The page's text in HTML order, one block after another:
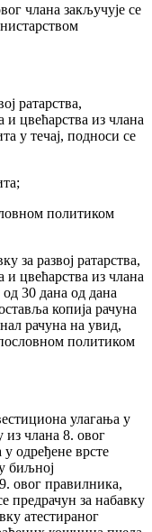
члана закључује се
ратарства,
и цвећарства из члана
у течај, подноси се
политиком
за развој ратарства,
и цвећарства из члана
30 дана од дана
копија рачуна
рачуна на увид,
политиком
улагања у
члана 8. овог
одређене врсте
биљној
овог правилника,
предрачун за набавку
атестираног